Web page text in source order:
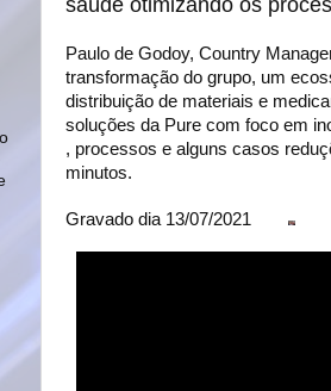
Paulo de Godoy, Country
transformação do grupo, um
distribuição de materiais e
soluções da Pure com foco em
, processos e alguns casos
minutos.
Gravado dia 13/07/2021